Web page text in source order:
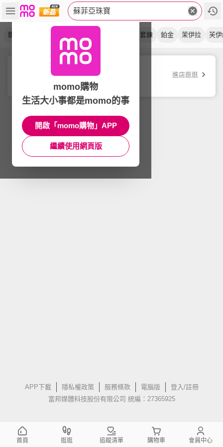
蘇菲亞珠寶
鑽石 套鍊 鉑金 茉伊拉 芙
進店逛逛
APP下載 隱私權政策 服務條款 電腦版
登入/註冊
富邦媒體科技股份有限公司 統編：27365925
momo購物
生活大小事都是momo的事
開啟「momo購物」APP
繼續使用網頁版
首頁 逛逛 追蹤清單 購物車 會員中心